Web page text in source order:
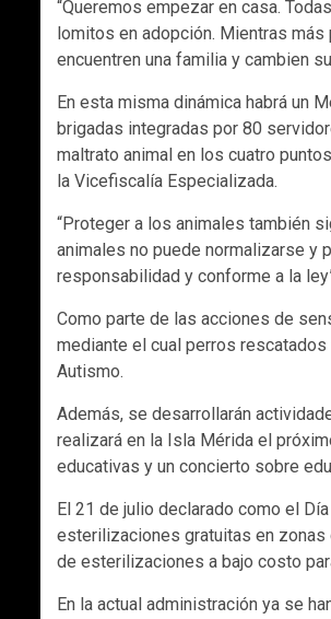
“Queremos empezar en casa.
lomitos en adopción. Mientras
encuentren una familia y cambien
En esta misma dinámica habrá un
brigadas integradas por 80
maltrato animal en los cuatro
la Vicefiscalía Especializada.
“Proteger a los animales también
animales no puede normalizarse y
responsabilidad y conforme a la
Como parte de las acciones de
mediante el cual perros
Autismo.
Además, se desarrollarán
realizará en la Isla Mérida el
educativas y un concierto sobre
El 21 de julio declarado como el
esterilizaciones gratuitas en zonas
de esterilizaciones a bajo costo
En la actual administración ya se